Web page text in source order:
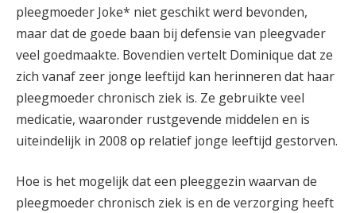
pleegmoeder Joke* niet geschikt werd bevonden,
maar dat de goede baan bij defensie van pleegvader
veel goedmaakte. Bovendien vertelt Dominique dat ze
zich vanaf zeer jonge leeftijd kan herinneren dat haar
pleegmoeder chronisch ziek is. Ze gebruikte veel
medicatie, waaronder rustgevende middelen en is
uiteindelijk in 2008 op relatief jonge leeftijd gestorven.
Hoe is het mogelijk dat een pleeggezin waarvan de
pleegmoeder chronisch ziek is en de verzorging heeft